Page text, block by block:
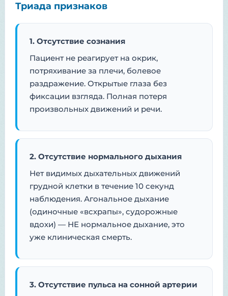
Триада признаков
1. Отсутствие сознания
Пациент не реагирует на окрик,
потряхивание за плечи, болевое
раздражение. Открытые глаза без
фиксации взгляда. Полная потеря
произвольных движений и речи.
2. Отсутствие нормального дыхания
Нет видимых дыхательных движений
грудной клетки в течение 10 секунд
наблюдения. Агональное дыхание
(одиночные «всхрапы», судорожные
вдохи) — НЕ нормальное дыхание, это
уже клиническая смерть.
3. Отсутствие пульса на сонной артерии